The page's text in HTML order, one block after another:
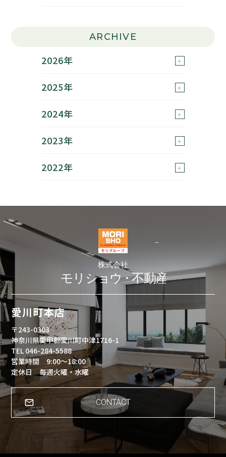
ARCHIVE
2026年
2025年
2024年
2023年
2022年
愛川町本店
〒243-0303
神奈川県愛甲郡愛川町中津1716-1
TEL 046-284-5588
営業時間 9:00～18:00
定休日 毎週火曜・水曜
CONTACT